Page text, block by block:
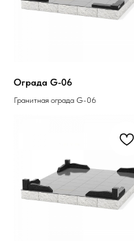
Ограда G-06
Гранитная ограда G-06